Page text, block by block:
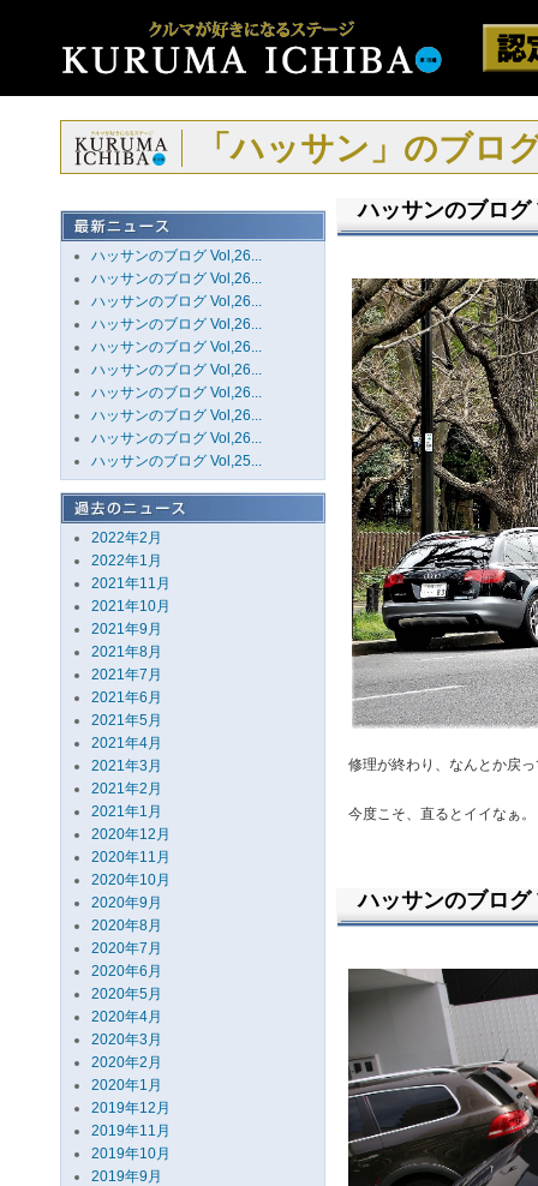
「ハッサン」のブロ
ハッサンのブログ Vol,26...
ハッサンのブログ Vol,26...
ハッサンのブログ Vol,26...
ハッサンのブログ Vol,26...
ハッサンのブログ Vol,26...
ハッサンのブログ Vol,26...
ハッサンのブログ Vol,26...
ハッサンのブログ Vol,26...
ハッサンのブログ Vol,26...
ハッサンのブログ Vol,25...
2022年2月
2022年1月
2021年11月
2021年10月
2021年9月
2021年8月
2021年7月
2021年6月
2021年5月
2021年4月
2021年3月
2021年2月
2021年1月
2020年12月
2020年11月
2020年10月
2020年9月
2020年8月
2020年7月
2020年6月
2020年5月
2020年4月
2020年3月
2020年2月
2020年1月
2019年12月
2019年11月
2019年10月
2019年9月
ハッサンのブログ
修理が終わり、なんとか戻
今度こそ、直るとイイなぁ。
ハッサンのブログ